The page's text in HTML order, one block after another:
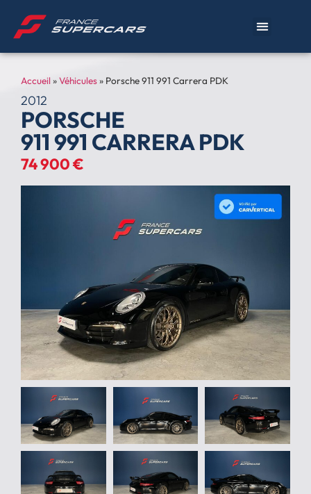
Accueil»Véhicules» Porsche 911 991 Carrera PDK
2012
PORSCHE
911 991 CARRERA PDK
74 900 €